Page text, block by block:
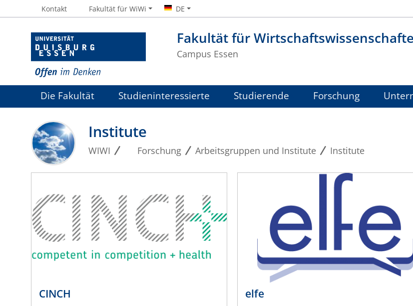
Fakultät für
Campus Essen
Kontakt Fakultät für WiWi DE
Die Fakultät Studieninteressierte Studierende Forschung
Institute
WIWI Forschung Arbeitsgruppen und Institute Institute
CINCH elfe